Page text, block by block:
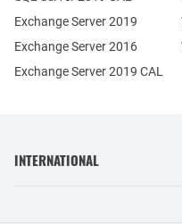
Exchange Server 2019
Exchange Server 2016
Exchange Server 2019 CAL
INTERNATIONAL